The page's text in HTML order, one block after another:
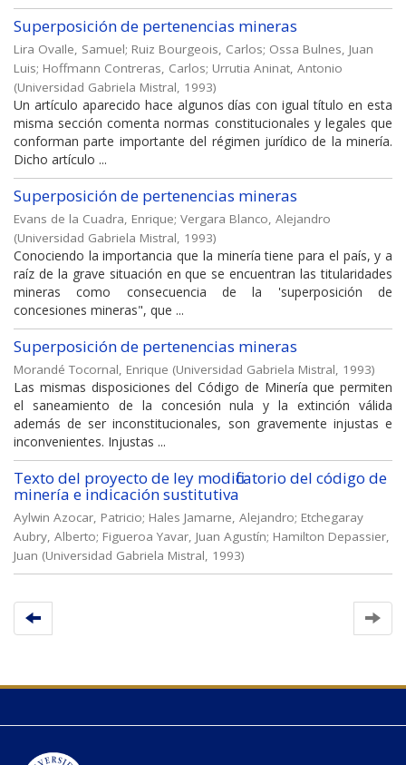
Superposición de pertenencias mineras
Lira OvaIle, Samuel; Ruiz Bourgeois, Carlos; Ossa Bulnes, Juan
Luis; Hoffmann Contreras, Carlos; Urrutia Aninat, Antonio
(Universidad Gabriela Mistral, 1993)
Un artículo aparecido hace algunos días con igual título en esta
misma sección comenta normas constitucionales y legales que
conforman parte importante del régimen jurídico de la minería.
Dicho artículo ...
Superposición de pertenencias mineras
Evans de la Cuadra, Enrique; Vergara Blanco, Alejandro
(Universidad Gabriela Mistral, 1993)
Conociendo la importancia que la minería tiene para el país, y a
raíz de la grave situación en que se encuentran las titularidades
mineras como consecuencia de la 'superposición de
concesiones mineras", que ...
Superposición de pertenencias mineras
Morandé Tocornal, Enrique (Universidad Gabriela Mistral, 1993)
Las mismas disposiciones del Código de Minería que permiten
el saneamiento de la concesión nula y la extinción válida
además de ser inconstitucionales, son gravemente injustas e
inconvenientes. Injustas ...
Texto del proyecto de ley modificatorio del código de
minería e indicación sustitutiva
Aylwin Azocar, Patricio; Hales Jamarne, Alejandro; Etchegaray
Aubry, Alberto; Figueroa Yavar, Juan Agustín; Hamilton Depassier,
Juan (Universidad Gabriela Mistral, 1993)